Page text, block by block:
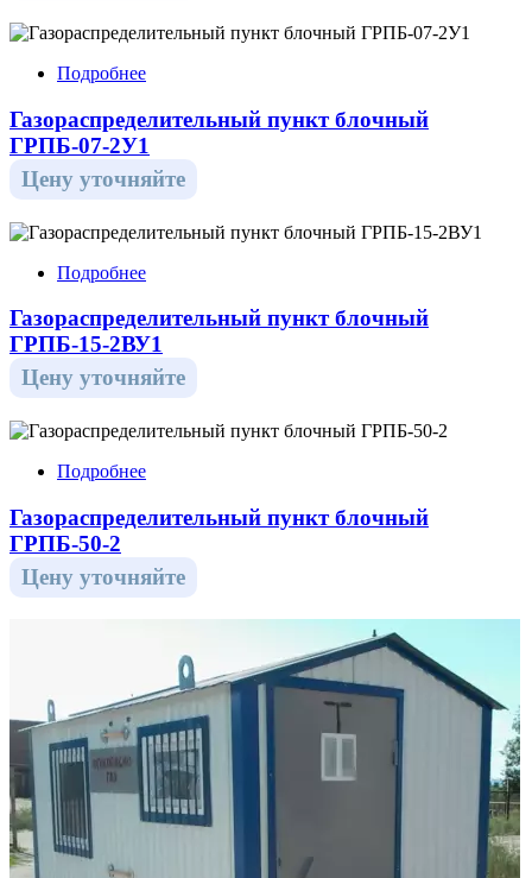
Подробнее
Газораспределительный пункт блочный
ГРПБ-07-2У1
Цену уточняйте
Подробнее
Газораспределительный пункт блочный
ГРПБ-15-2ВУ1
Цену уточняйте
Подробнее
Газораспределительный пункт блочный
ГРПБ-50-2
Цену уточняйте